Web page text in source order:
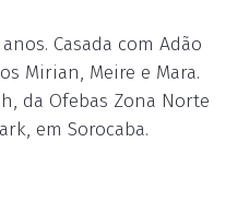
anos. Casada com Adão
Mirian, Meire e Mara.
da Ofebas Zona Norte
em Sorocaba.